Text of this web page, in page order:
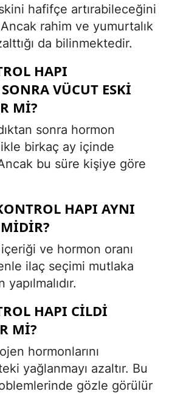
hafifçe artırabileceğini
rahim ve yumurtalık
da bilinmektedir.
HAPI
VÜCUT ESKI
MI?
sonra hormon
birkaç ay içinde
bu süre kişiye göre
HAPI AYNI
içeriği ve hormon oranı
ilaç seçimi mutlaka
HAPI CILDI
MI?
hormonlarını
yağlanmayı azaltır. Bu
gözle görülür